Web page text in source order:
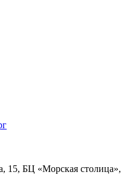
15, БЦ «Морская столица»,